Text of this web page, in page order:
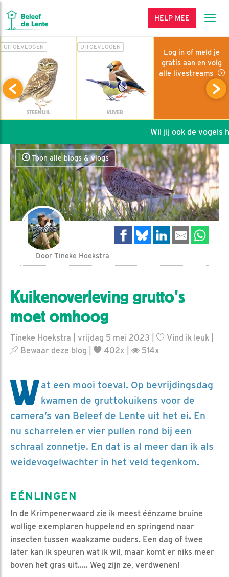
HELP MEE
UITGEVLOGEN
STEENUIL
UITGEVLOGEN
VIJVER
Log in of meld je
gratis aan en volg
alle livestreams
Wil jij ook de vogels
Toon alle blogs & vlogs
Door Tineke Hoekstra
Kuikenoverleving grutto's
moet omhoog
Tineke Hoekstra | vrijdag 5 mei 2023 | Vind ik leuk
Bewaar deze blog
402x | 514x
Wat een mooi toeval. Op bevrijdingsdag
kwamen de gruttokuikens voor de
camera’s van Beleef de Lente uit het ei. En
nu scharrelen er vier pullen rond bij een
schraal zonnetje. En dat is al meer dan ik als
weidevogelwachter in het veld tegenkom.
EÉNLINGEN
In de Krimpenerwaard zie ik meest éénzame bruine
wollige exemplaren huppelend en springend naar
insecten tussen waakzame ouders. Een dag of twee
later kan ik speuren wat ik wil, maar komt er niks meer
boven het gras uit….. Weg zijn ze, verdwenen!